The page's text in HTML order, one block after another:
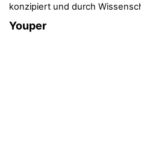
kon­zi­piert und durch
Youper